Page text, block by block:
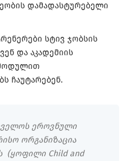
დამადასტურებელი
სტივ ჯობსის
და აკადემიის
მოდულით
ჩაუტარებენ.
ეროვნული
ორგანიზაცია
(ყოფილი Child and